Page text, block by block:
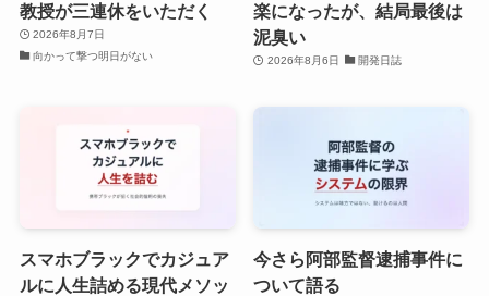
教授が三連休をいただく
2026年8月7日
向かって撃つ明日がない
楽になったが、結局最後は
泥臭い
2026年8月6日 開発日誌
スマホブラックでカジュア
ルに人生詰める現代メソッ
今さら阿部監督逮捕事件に
ついて語る